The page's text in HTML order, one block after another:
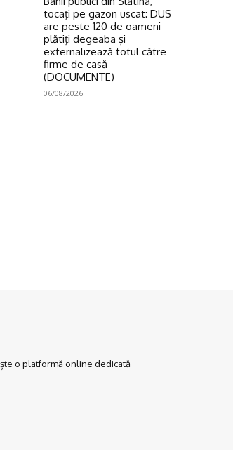
tocaţi pe gazon uscat: DUS
are peste 120 de oameni
plătiţi degeaba şi
externalizează totul către
firme de casă
(DOCUMENTE)
06/08/2026
o platformă online dedicată